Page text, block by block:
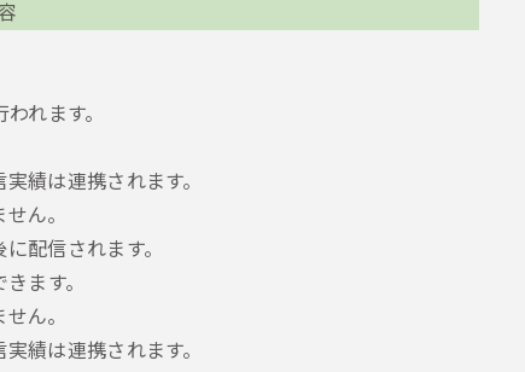
れます。
績は連携されます。
ん。
配信されます。
ます。
ん。
績は連携されます。